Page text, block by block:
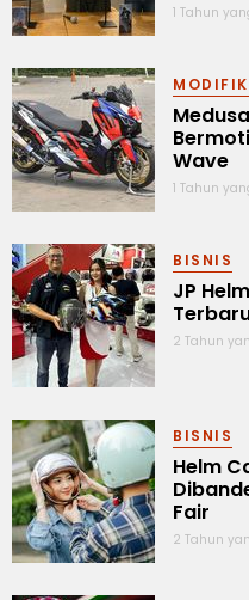
1 Tahun
Wave
1 Tahun
BISNIS
JP
2 Tahun
BISNIS
Helm
Fair
2 Tahun